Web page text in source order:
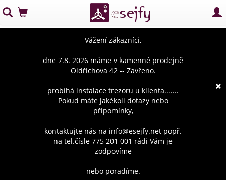
×
Vážení zákazníci,
dne 7.8. 2026 máme v kamenné prodejně
Oldřichova 42 -- Zavřeno.
probíhá instalace trezoru u klienta.......
Pokud máte jakékoli dotazy nebo
připomínky,
kontaktujte nás na info@esejfy.net popř.
na tel.čísle 775 201 001 rádi Vám je
zodpovíme
nebo poradíme.